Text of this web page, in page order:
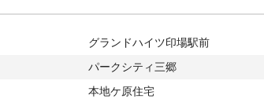
町旭ケ丘、南栄町黒石、南新町中畑、南新町白山
町南原山、南本地ケ原町、向町
グランドハイツ印場駅前
パークシティ三郷
本地ケ原住宅